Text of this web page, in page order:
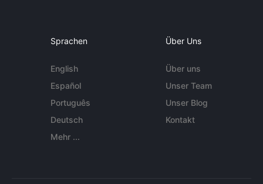
Sprachen
English
Español
Português
Deutsch
Mehr ...
Über Uns
Über uns
Unser Team
Unser Blog
Kontakt